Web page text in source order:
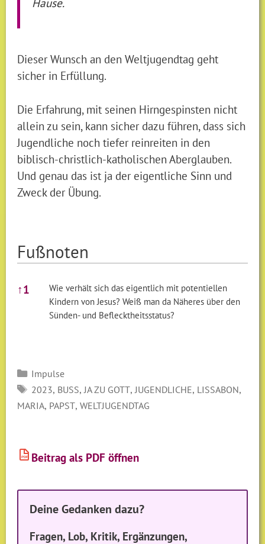
Dieser Wunsch an den Weltjugendtag geht
sicher in Erfüllung.
Die Erfahrung, mit seinen Hirngespinsten nicht
allein zu sein, kann sicher dazu führen, dass sich
Jugendliche noch tiefer reinreiten in den
biblisch-christlich-katholischen Aberglauben.
Und genau das ist ja der eigentliche Sinn und
Zweck der Übung.
Fußnoten
Fußnoten
↑1
Wie verhält sich das eigentlich mit potentiellen
Kindern von Jesus? Weiß man da Näheres über den
Sünden- und Beflecktheitsstatus?
Kategorien
Impulse
SCHLAGWÖRTER
2023, BUSS ,JA ZU GOTT,JUGENDLICHE, LISSABON,
MARIA, PAPST,WELTJUGENDTAG
PDF Beitrag als PDF öffnen
Deine Gedanken dazu?
Fragen, Lob, Kritik, Ergänzungen,